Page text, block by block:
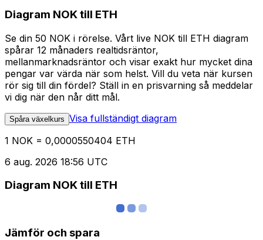
Diagram NOK till ETH
Se din 50 NOK i rörelse. Vårt live NOK till ETH diagram
spårar 12 månaders realtidsräntor,
mellanmarknadsräntor och visar exakt hur mycket dina
pengar var värda när som helst. Vill du veta när kursen
rör sig till din fördel? Ställ in en prisvarning så meddelar
vi dig när den når ditt mål.
Spåra växelkurs Visa fullständigt diagram
1 NOK = 0,0000550404 ETH
6 aug. 2026 18:56 UTC
Diagram NOK till ETH
Jämför och spara